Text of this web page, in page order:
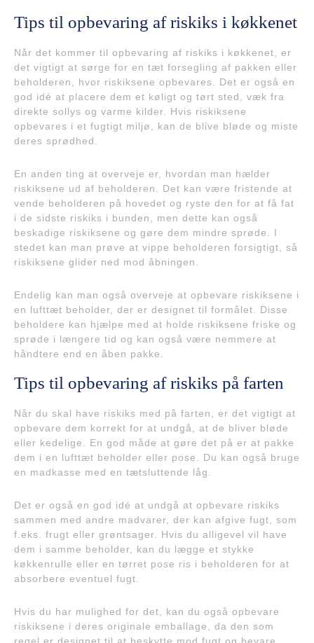
Tips til opbevaring af riskiks i køkkenet
Når det kommer til opbevaring af riskiks i køkkenet, er
det vigtigt at sørge for en tæt forsegling af pakken eller
beholderen, hvor riskiksene opbevares. Det er også en
god idé at placere dem et køligt og tørt sted, væk fra
direkte sollys og varme kilder. Hvis riskiksene
opbevares i et fugtigt miljø, kan de blive bløde og miste
deres sprødhed.
En anden ting at overveje er, hvordan man hælder
riskiksene ud af beholderen. Det kan være fristende at
vende beholderen på hovedet og ryste den for at få fat
i de sidste riskiks i bunden, men dette kan også
beskadige riskiksene og gøre dem mindre sprøde. I
stedet kan man prøve at vippe beholderen forsigtigt, så
riskiksene glider ned mod åbningen.
Endelig kan man også overveje at opbevare riskiksene i
en lufttæt beholder, der er designet til formålet. Disse
beholdere kan hjælpe med at holde riskiksene friske og
sprøde i længere tid og kan også være nemmere at
håndtere end en åben pakke.
Tips til opbevaring af riskiks på farten
Når du skal have riskiks med på farten, er det vigtigt at
opbevare dem korrekt for at undgå, at de bliver bløde
eller kedelige. En god måde at gøre det på er at pakke
dem i en lufttæt beholder eller pose. Du kan også bruge
en madkasse med en tætsluttende låg.
Det er også en god idé at undgå at opbevare riskiks
sammen med andre madvarer, der kan afgive fugt, som
f.eks. frugt eller grøntsager. Hvis du alligevel vil have
dem i samme beholder, kan du lægge et stykke
køkkenrulle eller en tørret pose ris i beholderen for at
absorbere eventuel fugt.
Hvis du har mulighed for det, kan du også opbevare
riskiksene i deres originale emballage, da den som